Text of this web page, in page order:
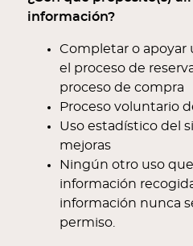
información?
Completar o apoyar
el proceso de
proceso de compra
Proceso voluntario
Uso estadístico del
mejoras
Ningún otro uso
información
información nunca
permiso.